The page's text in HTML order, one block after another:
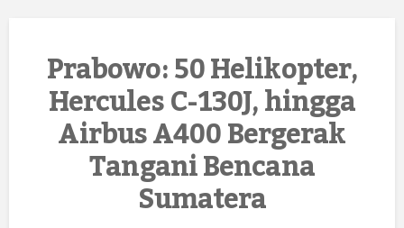
Politik
Konstitusi
Hankam
Internasional
Prabowo: 50 Helikopter,
Hercules C-130J, hingga
Airbus A400 Bergerak
Tangani Bencana
Sumatera